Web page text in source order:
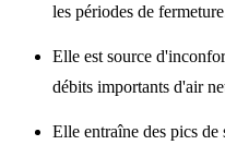
les périodes de
Elle est source
débits importants d'air
Elle entraîne des pics